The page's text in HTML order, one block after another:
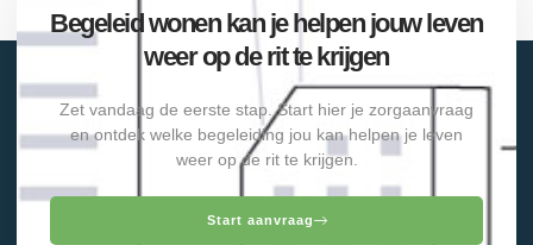
Begeleid wonen kan je helpen jouw leven
weer op de rit te krijgen
Zet vandaag de eerste stap. Start hier je zorgaanvraag
en ontdek welke begeleiding jou kan helpen je leven
weer op de rit te krijgen.
Start aanvraag